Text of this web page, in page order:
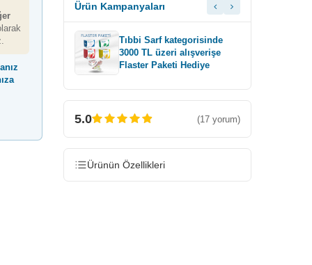
Ürün Kampanyaları
Bardak
Tıbbi Sarf kategorisinde
3000 TL üzeri alışverişe
Flaster Paketi Hediye
5.0 (17 yorum)
Ürünün Özellikleri